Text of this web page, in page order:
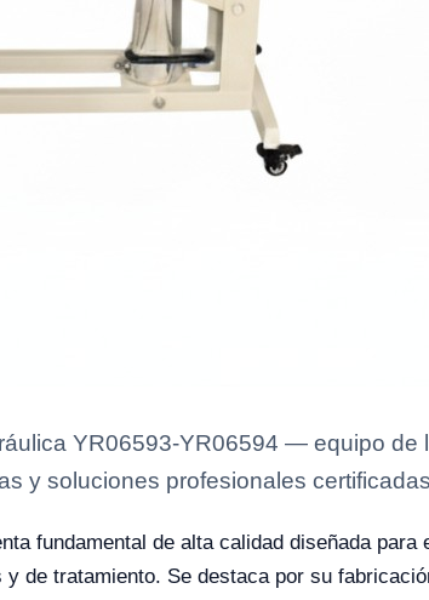
YR06593-YR06594 — equipo de
y soluciones profesionales
fundamental de alta calidad diseñada para
de tratamiento. Se destaca por su